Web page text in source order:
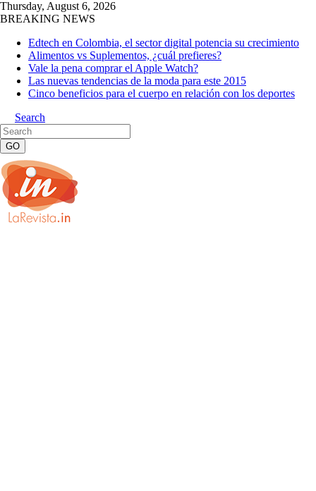
Thursday, August 6, 2026
BREAKING NEWS
Edtech en Colombia, el sector digital potencia su crecimiento
Alimentos vs Suplementos, ¿cuál prefieres?
Vale la pena comprar el Apple Watch?
Las nuevas tendencias de la moda para este 2015
Cinco beneficios para el cuerpo en relación con los deportes
Search